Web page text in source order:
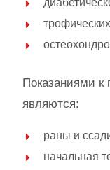
Показаниями к
являются:
раны и
начальная